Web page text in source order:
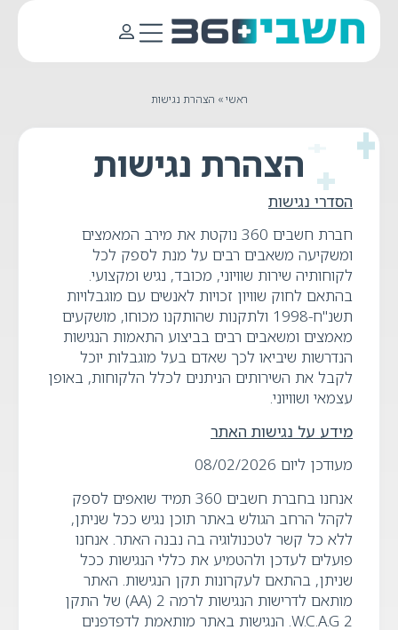
ראשי» הצהרת נגישות
הצהרת נגישות
הסדרי נגישות
חברת חשבים 360 נוקטת את מירב המאמצים
ומשקיעה משאבים רבים על מנת לספק לכל
לקוחותיה שירות שוויוני, מכובד, נגיש ומקצועי.
בהתאם לחוק שוויון זכויות לאנשים עם מוגבלויות
תשנ"ח-1998 ולתקנות שהותקנו מכוחו, מושקעים
מאמצים ומשאבים רבים בביצוע התאמות הנגישות
הנדרשות שיביאו לכך שאדם בעל מוגבלות יוכל
לקבל את השירותים הניתנים לכלל הלקוחות, באופן
עצמאי ושוויוני.
מידע על נגישות האתר
מעודכן ליום ‏08/02/2026
אנחנו בחברת חשבים 360 תמיד שואפים לספק
לקהל הרחב הגולש באתר תוכן נגיש ככל שניתן,
ללא כל קשר לטכנולוגיה בה נבנה האתר. אנחנו
פועלים לעדכן ולהטמיע את כללי הנגישות ככל
שניתן, בהתאם לעקרונות תקן הנגישות. האתר
מותאם לדרישות הנגישות לרמה 2 (AA) של התקן
W.C.A.G 2. הנגישות באתר מותאמת לדפדפנים